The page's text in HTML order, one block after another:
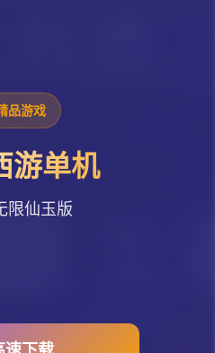
品游戏
游单机
限仙玉版